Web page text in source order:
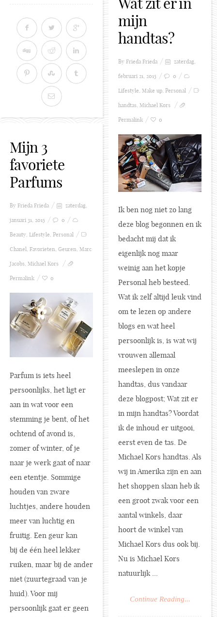
mijn
handtas?
By Frieda Frieda zaterdag,
februari 21, 2015 0
Lifestyle, Make up, Personal
handtas, Michael Kors
Permalink 0
Ik ben nog niet zo lang
deze blog begonnen en ik
bedacht mij dat ik
eigenlijk nog maar
weinig aan het kopje
Personal heb besteed.
Wat ik zelf altijd leuk vind
om te lezen op andere
blogs en wat heel
persoonlijk is, is wat wij
vrouwen allemaal
meeslepen in onze
handtas, dus vandaar
deze blogpost; Wat zit er
in mijn handtas? Voordat
ik de inhoud er uitgooi,
eerst even de tas. De
Michael Kors handtas. Als
wij in Amerika zijn en aan
het shoppen slaan heb ik
een groot zwak voor een
aantal winkels, daar
hoort de winkel van
Michael Kors dus ook bij.
Nu is Michael Kors
natuurlijk ...
Continue Reading...
Mijn 3
favoriete
Parfums
By Frieda Frieda zaterdag,
januari 31, 2015 0
Beauty, Lifestyle, Personal
Chanel, Favorieten, Geuren, Marc
Jacobs, Michael Kors
Permalink 0
Parfum is iets heel
persoonlijks, het ligt er
aan in wat voor een
stemming je bent, of het
ochtend of avond is,
zomer of winter, of je
naar je werk gaat of naar
een etentje. Sommige
houden van zware
luchtjes, andere houden
meer van luchtig en
fruitig. Een geur kan
bij de één heel lekker
ruiken, maar bij de ander
niet (zuurtegraad van je
huid). Voor mij
persoonlijk gaat er geen